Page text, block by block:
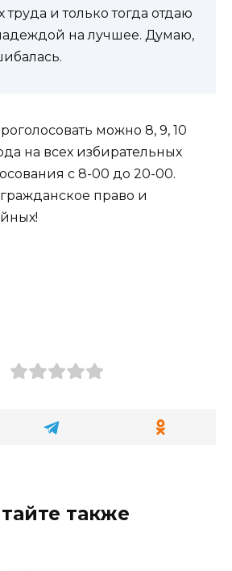
труда и только тогда отдаю
на лучшее. Думаю,
можно 8, 9, 10
на всех избирательных
с 8-00 до 20-00.
право и
также